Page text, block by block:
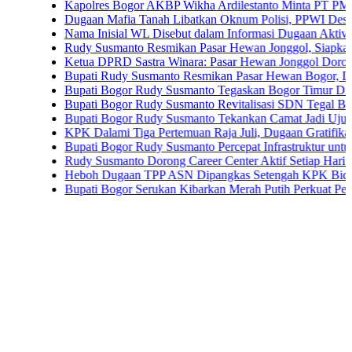
Kapolres Bogor AKBP Wikha Ardilestanto Minta PT PMC
Dugaan Mafia Tanah Libatkan Oknum Polisi, PPWI Desak
Nama Inisial WL Disebut dalam Informasi Dugaan Aktivitas di
Rudy Susmanto Resmikan Pasar Hewan Jonggol, Siapkan
Ketua DPRD Sastra Winara: Pasar Hewan Jonggol Dorong
Bupati Rudy Susmanto Resmikan Pasar Hewan Bogor,
Bupati Bogor Rudy Susmanto Tegaskan Bogor Timur Disiapkan
Bupati Bogor Rudy Susmanto Revitalisasi SDN Tegal Benteng,
Bupati Bogor Rudy Susmanto Tekankan Camat Jadi Ujung
KPK Dalami Tiga Pertemuan Raja Juli, Dugaan Gratifikasi
Bupati Bogor Rudy Susmanto Percepat Infrastruktur untuk
Rudy Susmanto Dorong Career Center Aktif Setiap Hari Perluas
Heboh Dugaan TPP ASN Dipangkas Setengah KPK Bidik
Bupati Bogor Serukan Kibarkan Merah Putih Perkuat Persatuan